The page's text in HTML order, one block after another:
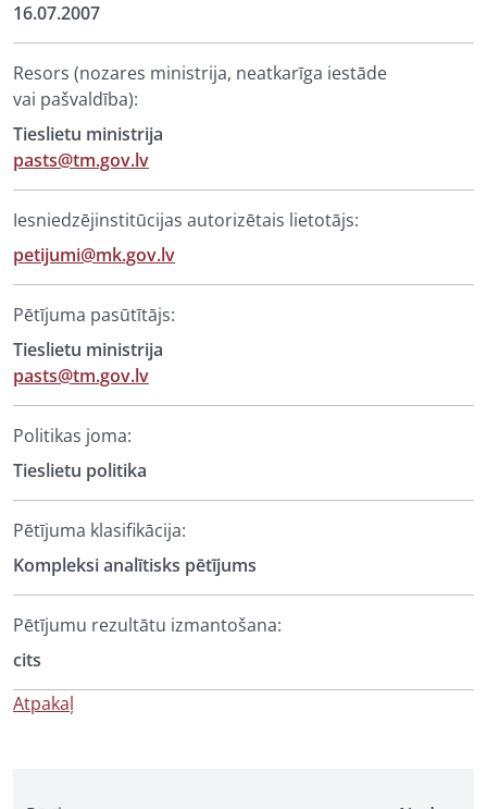
16.07.2007
Resors (nozares ministrija, neatkarīga iestāde
vai pašvaldība):
Tieslietu ministrija
pasts@tm.gov.lv
Iesniedzējinstitūcijas autorizētais lietotājs:
petijumi@mk.gov.lv
Pētījuma pasūtītājs:
Tieslietu ministrija
pasts@tm.gov.lv
Politikas joma:
Tieslietu politika
Pētījuma klasifikācija:
Kompleksi analītisks pētījums
Pētījumu rezultātu izmantošana:
cits
Atpakaļ